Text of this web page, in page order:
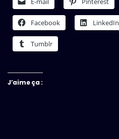
Facebook LinkedIn
Tumblr
J’aime ça :